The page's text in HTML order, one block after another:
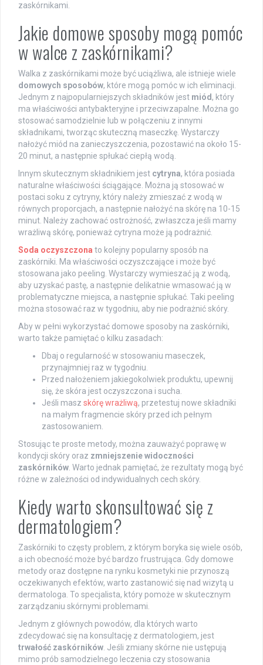
zaskórnikami.
Jakie domowe sposoby mogą pomóc
w walce z zaskórnikami?
Walka z zaskórnikami może być uciążliwa, ale istnieje wiele
domowych sposobów, które mogą pomóc w ich eliminacji.
Jednym z najpopularniejszych składników jest miód, który
ma właściwości antybakteryjne i przeciwzapalne. Można go
stosować samodzielnie lub w połączeniu z innymi
składnikami, tworząc skuteczną maseczkę. Wystarczy
nałożyć miód na zanieczyszczenia, pozostawić na około 15-
20 minut, a następnie spłukać ciepłą wodą.
Innym skutecznym składnikiem jest cytryna, która posiada
naturalne właściwości ściągające. Można ją stosować w
postaci soku z cytryny, który należy zmieszać z wodą w
równych proporcjach, a następnie nałożyć na skórę na 10-15
minut. Należy zachować ostrożność, zwłaszcza jeśli mamy
wrażliwą skórę, ponieważ cytryna może ją podrażnić.
Soda oczyszczona to kolejny popularny sposób na
zaskórniki. Ma właściwości oczyszczające i może być
stosowana jako peeling. Wystarczy wymieszać ją z wodą,
aby uzyskać pastę, a następnie delikatnie wmasować ją w
problematyczne miejsca, a następnie spłukać. Taki peeling
można stosować raz w tygodniu, aby nie podrażnić skóry.
Aby w pełni wykorzystać domowe sposoby na zaskórniki,
warto także pamiętać o kilku zasadach:
Dbaj o regularność w stosowaniu maseczek,
przynajmniej raz w tygodniu.
Przed nałożeniem jakiegokolwiek produktu, upewnij
się, że skóra jest oczyszczona i sucha.
Jeśli masz skórę wrażliwą, przetestuj nowe składniki
na małym fragmencie skóry przed ich pełnym
zastosowaniem.
Stosując te proste metody, można zauważyć poprawę w
kondycji skóry oraz zmniejszenie widoczności
zaskórników. Warto jednak pamiętać, że rezultaty mogą być
różne w zależności od indywidualnych cech skóry.
Kiedy warto skonsultować się z
dermatologiem?
Zaskórniki to częsty problem, z którym boryka się wiele osób,
a ich obecność może być bardzo frustrująca. Gdy domowe
metody oraz dostępne na rynku kosmetyki nie przynoszą
oczekiwanych efektów, warto zastanowić się nad wizytą u
dermatologa. To specjalista, który pomoże w skutecznym
zarządzaniu skórnymi problemami.
Jednym z głównych powodów, dla których warto
zdecydować się na konsultację z dermatologiem, jest
trwałość zaskórników. Jeśli zmiany skórne nie ustępują
mimo prób samodzielnego leczenia czy stosowania